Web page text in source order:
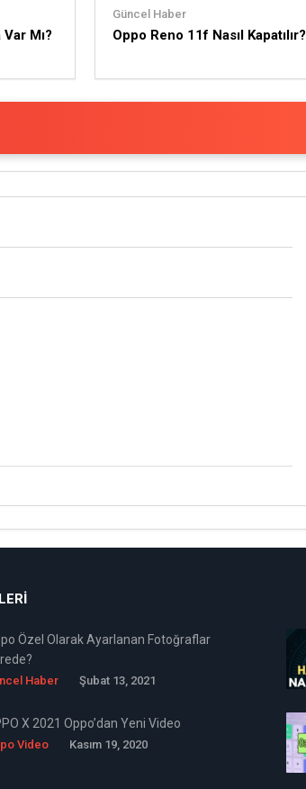
Mı?
Güncel Haber
Oppo Reno 11f Nasıl Kapatılır?
Özel Olarak Ayarlanan Fotoğraflar
Haber Şubat 13, 2021
X 2021 Oppo’dan Yeni Video
Video Kasım 19, 2020